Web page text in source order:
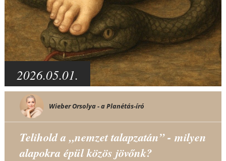
2026.05.01.
Wieber Orsolya - a Planétás-író
Telihold a „nemzet talapzatán” - milyen
alapokra épül közös jövőnk?